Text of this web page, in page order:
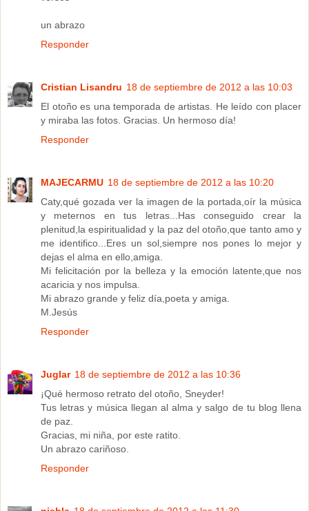
un abrazo
Responder
Cristian Lisandru 18 de septiembre de 2012 a las 10:03
El otoño es una temporada de artistas. He leído con placer
y miraba las fotos. Gracias. Un hermoso día!
Responder
MAJECARMU 18 de septiembre de 2012 a las 10:20
Caty,qué gozada ver la imagen de la portada,oír la música
y meternos en tus letras...Has conseguido crear la
plenitud,la espiritualidad y la paz del otoño,que tanto amo y
me identifico...Eres un sol,siempre nos pones lo mejor y
dejas el alma en ello,amiga.
Mi felicitación por la belleza y la emoción latente,que nos
acaricia y nos impulsa.
Mi abrazo grande y feliz día,poeta y amiga.
M.Jesús
Responder
Juglar 18 de septiembre de 2012 a las 10:36
¡Qué hermoso retrato del otoño, Sneyder!
Tus letras y música llegan al alma y salgo de tu blog llena
de paz.
Gracias, mi niña, por este ratito.
Un abrazo cariñoso.
Responder